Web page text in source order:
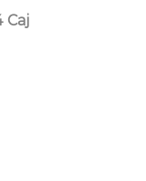
Caj